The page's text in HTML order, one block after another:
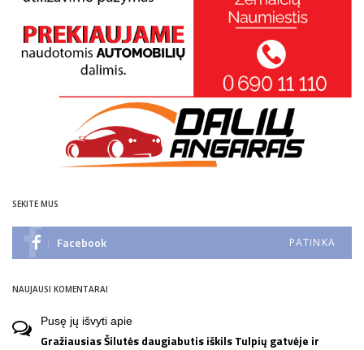
SEKITE MUS
Facebook PATINKA
NAUJAUSI KOMENTARAI
Pusę jų išvyti apie
Gražiausias Šilutės daugiabutis iškils Tulpių gatvėje ir